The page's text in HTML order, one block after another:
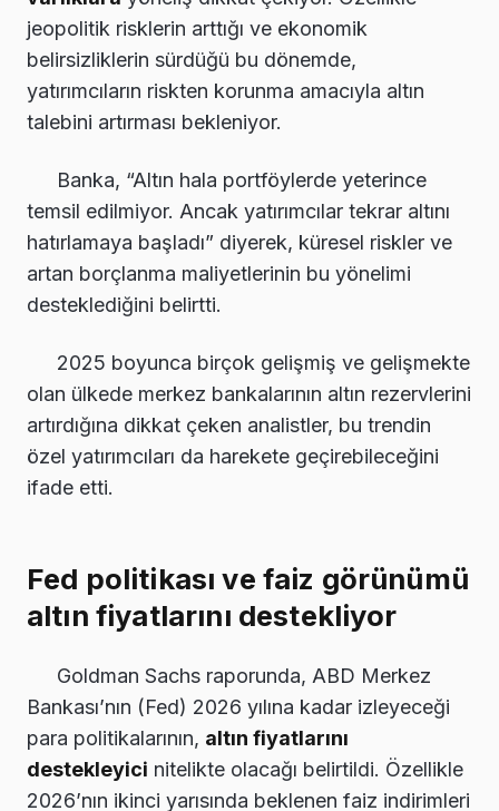
jeopolitik risklerin arttığı ve ekonomik
belirsizliklerin sürdüğü bu dönemde,
yatırımcıların riskten korunma amacıyla altın
talebini artırması bekleniyor.
Banka, “Altın hala portföylerde yeterince
temsil edilmiyor. Ancak yatırımcılar tekrar altını
hatırlamaya başladı” diyerek, küresel riskler ve
artan borçlanma maliyetlerinin bu yönelimi
desteklediğini belirtti.
2025 boyunca birçok gelişmiş ve gelişmekte
olan ülkede merkez bankalarının altın rezervlerini
artırdığına dikkat çeken analistler, bu trendin
özel yatırımcıları da harekete geçirebileceğini
ifade etti.
Fed politikası ve faiz görünümü
altın fiyatlarını destekliyor
Goldman Sachs raporunda, ABD Merkez
Bankası’nın (Fed) 2026 yılına kadar izleyeceği
para politikalarının, altın fiyatlarını
destekleyici nitelikte olacağı belirtildi. Özellikle
2026’nın ikinci yarısında beklenen faiz indirimleri